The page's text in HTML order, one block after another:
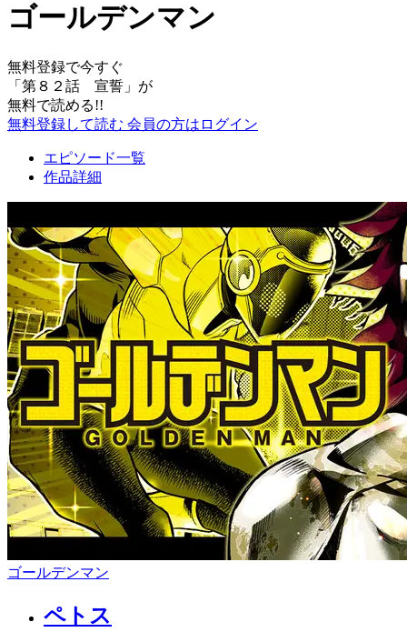
ゴールデンマン
無料登録で今すぐ
「 第８２話 宣誓 」が
無料で読める!!
無料登録して読む 会員の方はログイン
エピソード一覧
作品詳細
ゴールデンマン
ペトス